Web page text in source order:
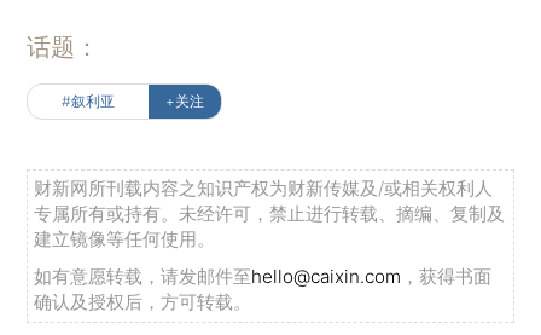
话题：
#叙利亚 +关注
财新网所刊载内容之知识产权为财新传媒及/或相关权利人
专属所有或持有。未经许可，禁止进行转载、摘编、复制及
建立镜像等任何使用。
如有意愿转载，请发邮件至hello@caixin.com ，获得书面
确认及授权后，方可转载。